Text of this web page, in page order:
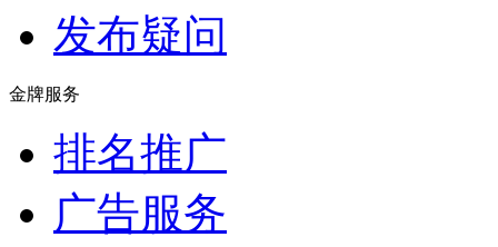
发布疑问
金牌服务
排名推广
广告服务